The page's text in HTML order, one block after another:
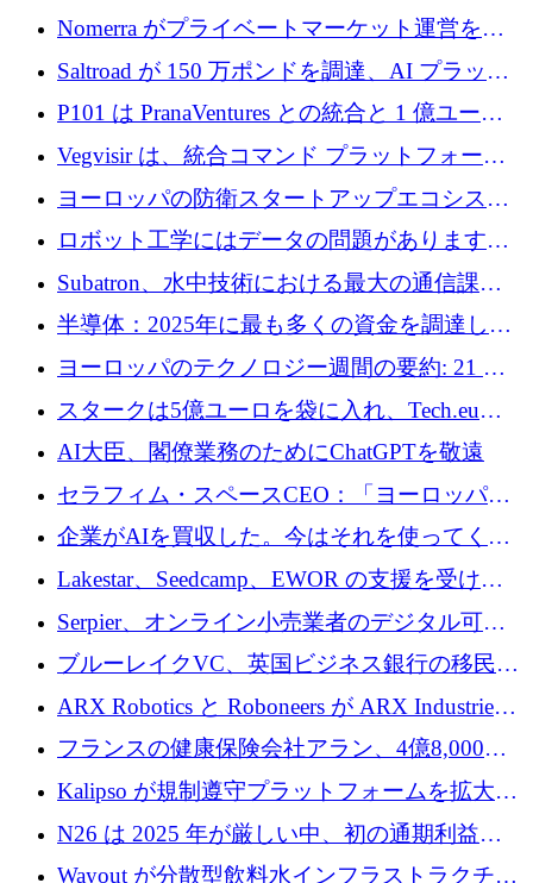
ドラウンドを終了
Nomerra がプライベートマーケット運営を自
動化するために 200 万ドルを調達
Saltroad が 150 万ポンドを調達、AI プラット
フォーム Ogma を買収して子ども向け言語療
P101 は PranaVentures との統合と 1 億ユーロ
のファンドによりシード投資に拡大
Vegvisir は、統合コマンド プラットフォーム
を通じて関連する無人システムを接続するた
めの資金を調達します
ヨーロッパの防衛スタートアップエコシステ
ムとなったハッカソン
ロボット工学にはデータの問題があります。
Macrodata Labs はそれを解決したいと考えて
Subatron、水中技術における最大の通信課題
の 1 つに取り組むために 16 万 2,000 ユーロを
半導体：2025年に最も多くの資金を調達した
10社
ヨーロッパのテクノロジー週間の要約: 21 億
ユーロの取引と Tech.eu Funding Explorer
スタークは5億ユーロを袋に入れ、Tech.eu
Funding Explorerの立ち上げ、そしてルクセン
ブルクの大きな野望
AI大臣、閣僚業務のためにChatGPTを敬遠
セラフィム・スペースCEO：「ヨーロッパは
追いつきつつある」
企業がAIを買収した。今はそれを使ってくれ
る人々が必要です
Lakestar、Seedcamp、EWOR の支援を受け、
SE3 が自律システム用の空間 AI プラットフォ
ームを発表
Serpier、オンライン小売業者のデジタル可視
性向上を支援するために 140 万ユーロを調達
ブルーレイクVC、英国ビジネス銀行の移民主
導スタートアップ支援で初のファンド獲得に
ARX Robotics と Roboneers が ARX Industries
を設立し、無人地上車両の生産を拡大
フランスの健康保険会社アラン、4億8,000万
ユーロの資金調達ラウンドで合意
Kalipso が規制遵守プラットフォームを拡大す
るために 320 万ドルを調達
N26 は 2025 年が厳しい中、初の通期利益を
達成
Wayout が分散型飲料水インフラストラクチャ